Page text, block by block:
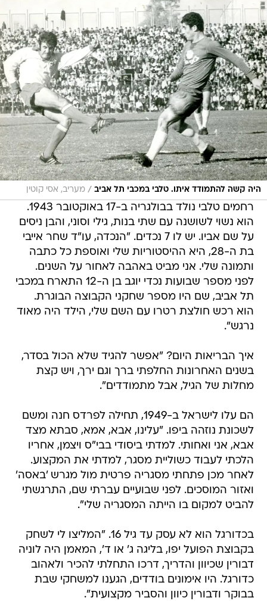
היה קשה להתמודד איתו. טלבי במכבי תל אביב / מעריב, אסי קוטין
רחמים טלבי נולד בבולגריה ב-17 באוקטובר 1943.
הוא נשוי לשושנה עם שתי בנות, גילי וסוני, והבן ניסים
על שם אביו. יש לו 7 נכדים. "הנכדה, עו"ד שחר אייבי
בת ה-28, היא ההיסטוריות שלי ואוספת כל כתבה
ותמונה שלי. אני מביט באהבה לאחור על השנים.
לפני מספר שבועות נכדי יוגב בן ה-12 התארח במכבי
תל אביב, שם היו מספר שחקני הקבוצה הבוגרת.
הוא רכש חולצת רטרו עם השם שלי, הילד היה מאוד
נרגש".
איך הבריאות היום? "אפשר להגיד שלא הכול בסדר,
בשנים האחרונות החלפתי ברך וגם ירך, ויש קצת
מחלות של הגיל, אבל מתמודדים".
הם עלו לישראל ב-1949, תחילה לפרדס חנה ומשם
לשכונת נוזהה ביפו. "עלינו, אבא, אמא, סבתא מצד
אבא, אני ואחותי. למדתי ביסודי בבי"ס ויצמן, אחריו
הלכתי לעבוד כשוליית מסגר, למדתי את המקצוע.
לאחר מכן פתחתי מסגריה פרטית מול מגרש 'באסה'
ואזור המוסכים. לפני שבועיים עברתי שם, התרגשתי
להביט למקום בו הייתה המסגריה שלי".
בכדורגל הוא לא עסק עד גיל 16. "המליצו לי לשחק
בקבוצת הפועל יפו, בליגה ג' או ד', המאמן היה לוניה
דבורין שכיוון והדריך, דרכו התחלתי להכיר ולאהוב
כדורגל. היו אימונים בודדים, הגענו למשחקי שבת
בבוקר ודבורין כיוון והסביר מקצועית".